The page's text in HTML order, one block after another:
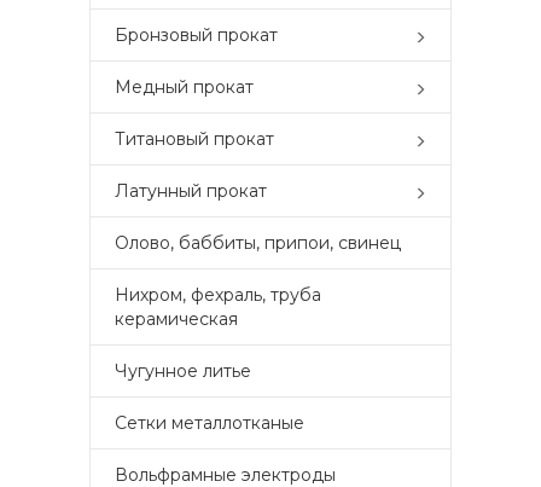
Бронзовый прокат
Медный прокат
Титановый прокат
Латунный прокат
Олово, баббиты, припои, свинец
Нихром, фехраль, труба
керамическая
Чугунное литье
Сетки металлотканые
Вольфрамные электроды